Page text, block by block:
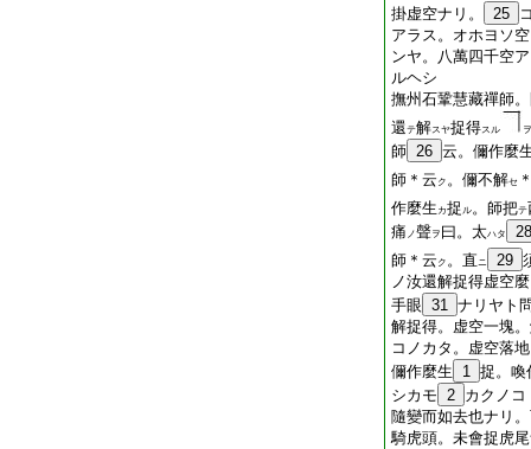
掛虚空ナリ。
25
アラス。オホヨソ
ンヤ。八萬四千空
ルヘシ
撫州石鞏慧藏禪師
還テ解スヤ捉得スル ヲ
師 26 云。儞作麼
師＊云 ク 。儞不解セ
作麼生 カ捉ル。師把テ
痛 ノ聲ヲ 曰。 太ハタ
28
師＊云 ク 。直ニ 29
ノ汝還解捉得虚空
手眼 31 ナリヤト
解捉得。虚空一塊
コノカタ。虚空落
儞作麼生
1 捉。喚
シカモ 2 カクノコ
隨變而如去也ナリ
騎虎頭。未會捉虎